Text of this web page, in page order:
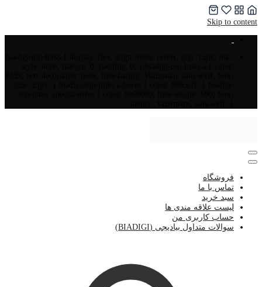
Skip to content
فروشگاه
تماس با ما
سبد خرید
لیست علاقه مندی ها
حساب کاربری من
سوالات متداول بیادیجی (BIADIGI)